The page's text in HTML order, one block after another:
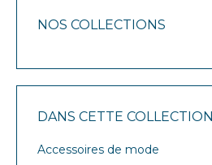
NOS COLLECTIONS
DANS CETTE COLLECTION
Accessoires de mode